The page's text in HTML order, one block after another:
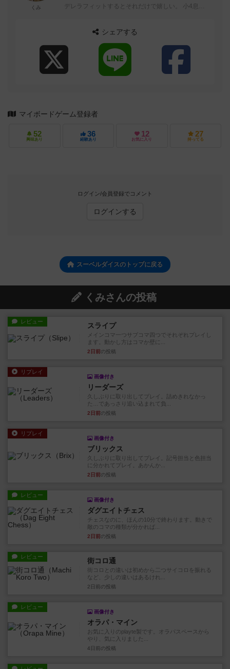
くみ
デレラフィットするとそれだけで嬉しい。 小4息子
シェアする
マイボードゲーム登録者
52
興味あり
36
経験あり
12
お気に入り
27
持ってる
ログイン/会員登録でコメント
ログインする
スーベルダイスのトップに戻る
くみさんの投稿
レビュー スライプ
メインコマ一つサブコマ四つでそれぞれプレイし
ます。動かし方はコマか壁に...
2日前の投稿
リプレイ
画像付き
リーダーズ
久しぶりに取り出してプレイ。詰めきれなかっ
た…であっさり追い込まれて負...
2日前の投稿
リプレイ
画像付き
ブリックス
久しぶりに取り出してプレイ。記号担当と色担当
に分かれてプレイ。あかんか...
2日前の投稿
レビュー
画像付き
ダグエイトチェス
チェスなのに、ほんの10分で終わります。動きで
敵のコマの種類が分かれば...
2日前の投稿
レビュー 街コロ通
街コロとの違いは初めから二つサイコロを振れる
など、少しの違いはあるけれ...
2日前 の投稿
レビュー
画像付き
オラパ・マイン
お気に入りのplayte製です。オラパスペースから
やり、気に入りました...
4日前 の投稿